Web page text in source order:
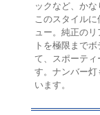
ックなど、かな
このスタイル
ュー。純正の
トを極限まで
て、スポーティ
す。ナンバー灯
います。